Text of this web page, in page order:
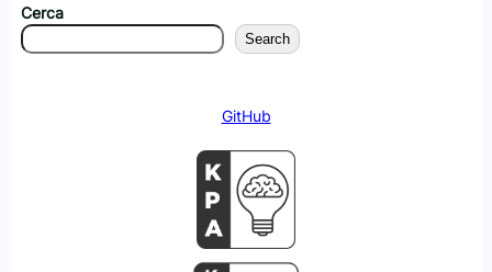
Cerca
Search
GitHub